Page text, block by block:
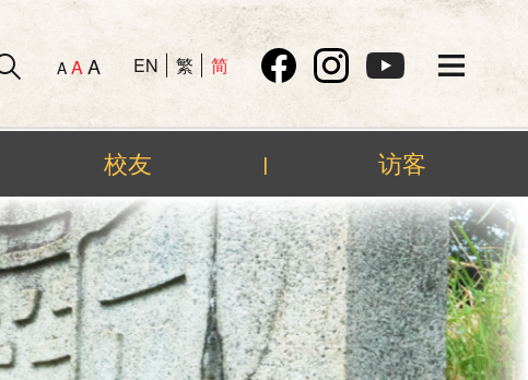
A AA EN 繁 简
校友 | 访客